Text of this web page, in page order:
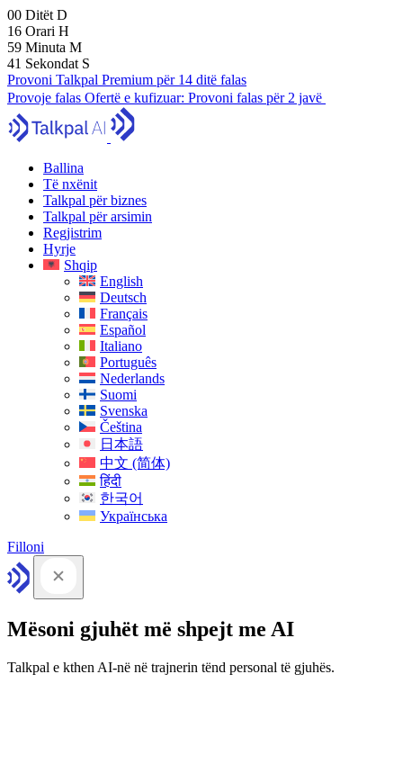
00 Ditët D
16 Orari H
59 Minuta M
40 Sekondat S
Provoni Talkpal Premium për 14 ditë falas
Provoje falas Ofertë e kufizuar: Provoni falas për 2 javë
Ballina
Të nxënit
Talkpal për biznes
Talkpal për arsimin
Regjistrim
Hyrje
Shqip
English
Deutsch
Français
Español
Italiano
Português
Nederlands
Suomi
Svenska
Čeština
日本語
中文 (简体)
हिंदी
한국어
Українська
Filloni
Mësoni gjuhët më shpejt me AI
Talkpal e kthen AI-në në trajnerin tënd personal të gjuhës.